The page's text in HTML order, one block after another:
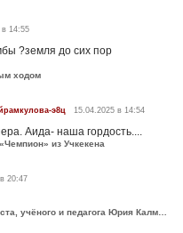
в 14:55
?земля до сих пор
ходом
э8ц 15.04.2025 в 14:54
Аида- наша гордость....
из Учкекена
20:47
В Черкесске чествовали выдающегося юриста, учёного и педагога Юрия Калмыкова